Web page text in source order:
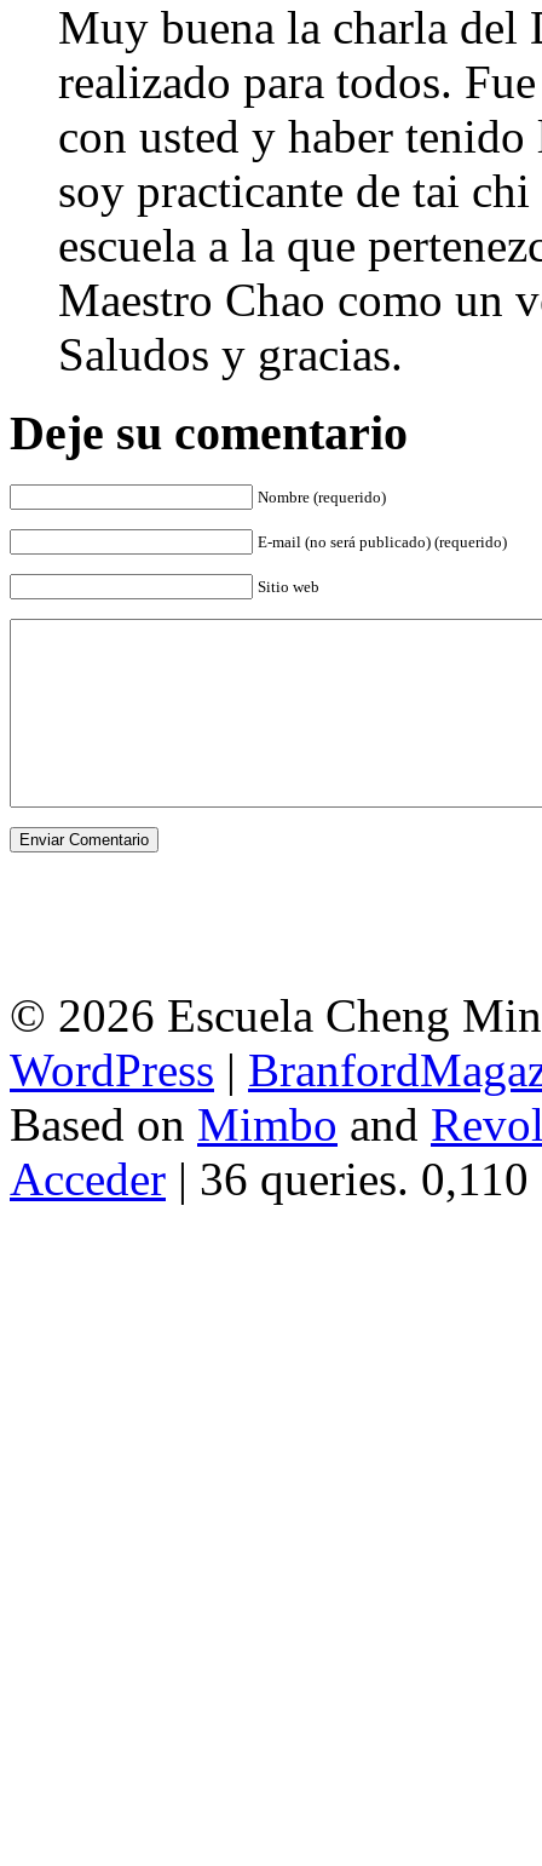
Muy buena la charla del
realizado para todos.
con usted y haber
soy practicante de tai
escuela a la que
Maestro Chao como un
Saludos y gracias.
Deje su comentario
Nombre (requerido)
E-mail (no será publicado) (requerido)
Sitio web
© 2026 Escuela Cheng
WordPress |
Based on Mimbo and
Acceder | 36 queries. 0,110